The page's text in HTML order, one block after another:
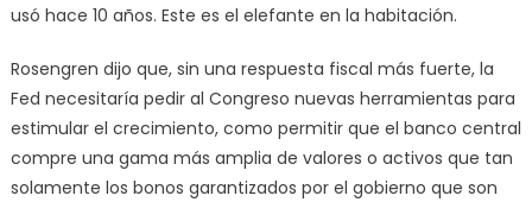
usó hace 10 años. Este es el elefante en la habitación.
Rosengren dijo que, sin una respuesta fiscal más fuerte, la
Fed necesitaría pedir al Congreso nuevas herramientas para
estimular el crecimiento, como permitir que el banco central
compre una gama más amplia de valores o activos que tan
solamente los bonos garantizados por el gobierno que son